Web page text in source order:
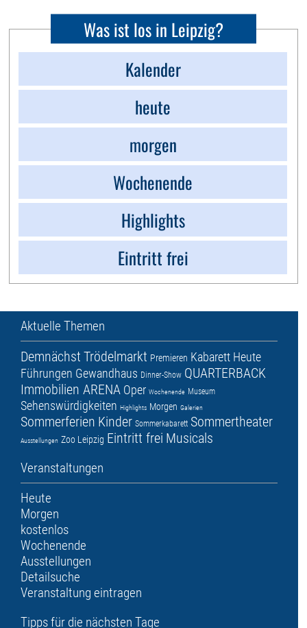
Was ist los in Leipzig?
Kalender
heute
morgen
Wochenende
Highlights
Eintritt frei
Aktuelle Themen
Demnächst Trödelmarkt Premieren Kabarett Heute
Führungen Gewandhaus Dinner-Show QUARTERBACK
Immobilien ARENA Oper Wochenende Museum
Sehenswürdigkeiten Highlights Morgen Galerien
Sommerferien Kinder Sommerkabarett Sommertheater
Ausstellungen Zoo Leipzig Eintritt frei Musicals
Veranstaltungen
Heute
Morgen
kostenlos
Wochenende
Ausstellungen
Detailsuche
Veranstaltung eintragen
Tipps für die nächsten Tage